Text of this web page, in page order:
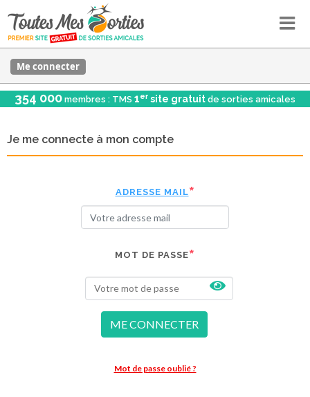
Me connecter
354 000 membres : TMS 1er site gratuit de sorties amicales
Je me connecte à mon compte
ADRESSE MAIL
MOT DE PASSE
ME CONNECTER
Mot de passe oublié ?